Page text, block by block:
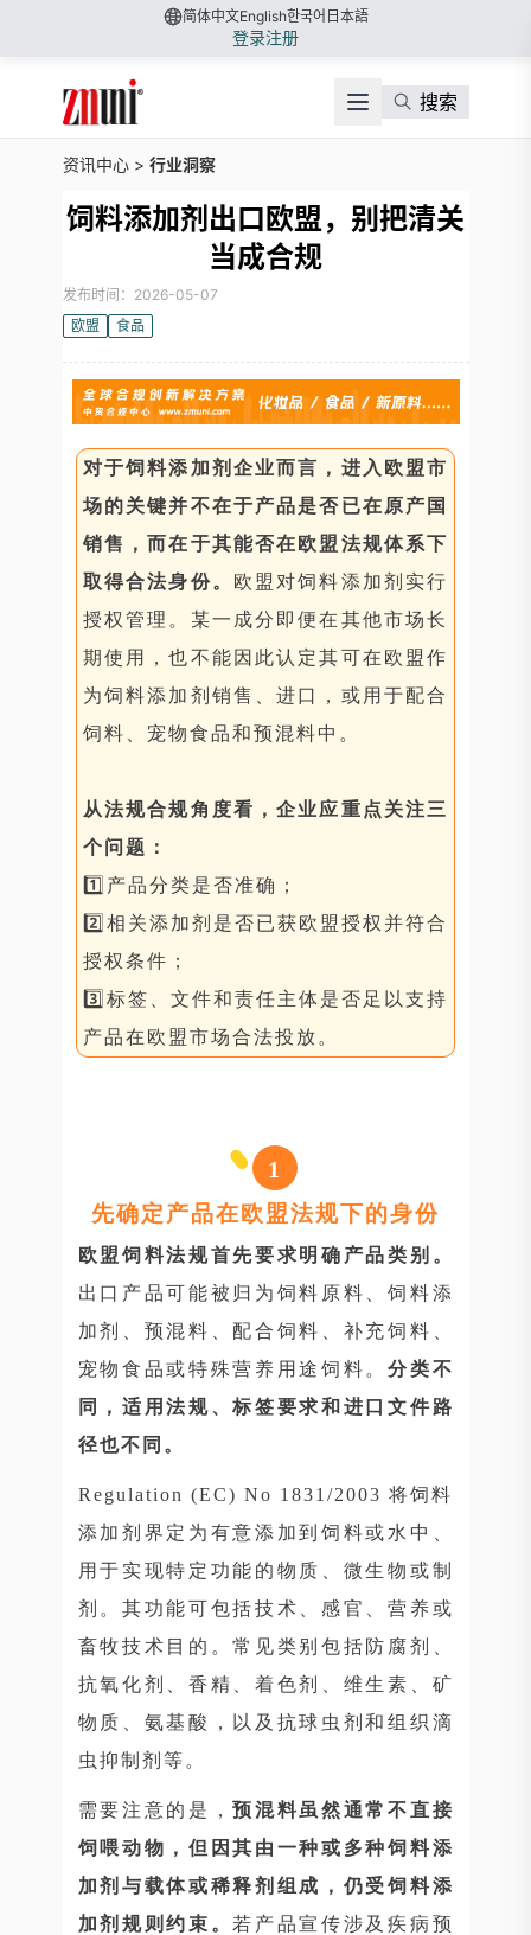
简体中文English한국어 日本語
登录注册
搜索
资讯中心 > 行业洞察
饲料添加剂出口欧盟，别把清关
当成合规
发布时间：2026-05-07
欧盟
食品
对于饲料添加剂企业而言，进入欧盟市
场的关键并不在于产品是否已在原产国
销售，而在于其能否在欧盟法规体系下
取得合法身份。 欧盟对饲料添加剂实行
授权管理。某一成分即便在其他市场长
期使用，也不能因此认定其可在欧盟作
为饲料添加剂销售、进口，或用于配合
饲料、宠物食品和预混料中。
从法规合规角度看，企业应重点关注三
个问题：
1️⃣产品分类是否准确；
2️⃣相关添加剂是否已获欧盟授权并符合
授权条件；
3️⃣标签、文件和责任主体是否足以支持
产品在欧盟市场合法投放。
1
先确定产品在欧盟法规下的身份
欧盟饲料法规首先要求明确产品类别。
出口产品可能被归为饲料原料、饲料添
加剂、预混料、配合饲料、补充饲料、
宠物食品或特殊营养用途饲料。分类不
同，适用法规、标签要求和进口文件路
径也不同。
Regulation (EC) No 1831/2003 将饲料
添加剂界定为有意添加到饲料或水中、
用于实现特定功能的物质、微生物或制
剂。其功能可包括技术、感官、营养或
畜牧技术目的。常见类别包括防腐剂、
抗氧化剂、香精、着色剂、维生素、矿
物质、氨基酸，以及抗球虫剂和组织滴
虫抑制剂等。
需要注意的是，预混料虽然通常不直接
饲喂动物，但因其由一种或多种饲料添
加剂与载体或稀释剂组成，仍受饲料添
加剂规则约束。 若产品宣传涉及疾病预